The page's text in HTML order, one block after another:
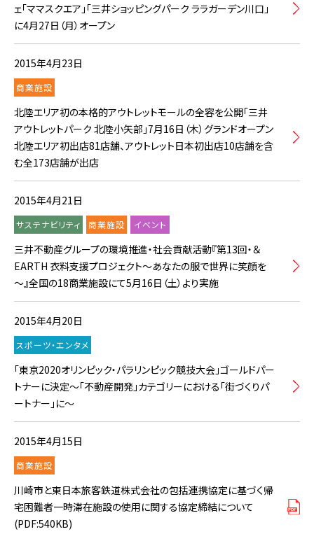
ェ「ママスクエア」「三井ショッピングパーク ララガーデン川口」
に4月27日（月）オープン
2015年4月23日
商業施設
北陸エリア初の本格的アウトレットモールの全容を公開「三井
アウトレットパーク 北陸小矢部」7月16日（木）グランドオープン
北陸エリア初出店81店舗、アウトレット日本初出店10店舗を含
む全173店舗が出店
2015年4月21日
サステナビリティ 商業施設 イベント
三井不動産グループの環境推進・社会貢献活動『第13回・＆
EARTH 衣料支援プロジェクト～あなたの服で世界に笑顔を
～』全国の18商業施設にて5月16日（土）より実施
2015年4月20日
スポーツ・エンタメ
「東京2020オリンピック・パラリンピック競技大会」ゴールドパー
トナーに決定～「不動産開発」カテゴリーにおける「街づくりパ
ートナー」に～
2015年4月15日
商業施設
川崎市と東日本旅客鉄道株式会社の包括連携協定に基づく帰
宅困難者一時滞在施設の使用に関する協定締結について
(PDF:540KB)